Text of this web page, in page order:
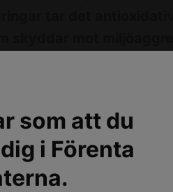
som fina linjer, rynkor
som att du
i Förenta